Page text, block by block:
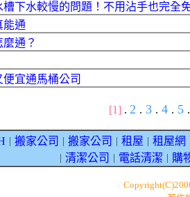
槽下水較慢的問題！不用沾手也完全
能通
通？
宜通馬桶公司
[1] . 2 . 3 . 4 . 5 .
搬家公司 搬家公司 租屋 租屋網
清潔公司 電話清潔 購